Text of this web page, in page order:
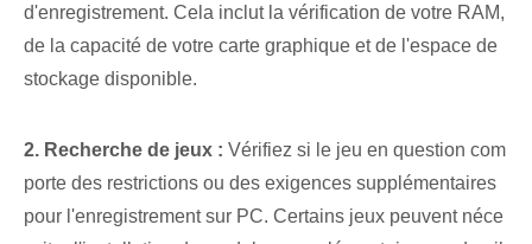
d'enregistrement. Cela inclut la vérification de votre RAM,
de la capacité de votre carte graphique et de l'espace de
stockage disponible.
2. Recherche de jeux : Vérifiez si le jeu en question com
porte des restrictions ou des exigences supplémentaires
pour l'enregistrement sur PC. Certains jeux peuvent néce